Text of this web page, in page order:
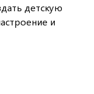
детскую
и